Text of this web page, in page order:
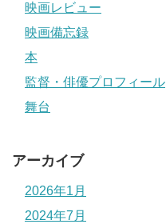
映画レビュー
映画備忘録
本
監督・俳優プロフィール
舞台
アーカイブ
2026年1月
2024年7月